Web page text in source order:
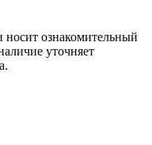
ознакомительный
уточняет